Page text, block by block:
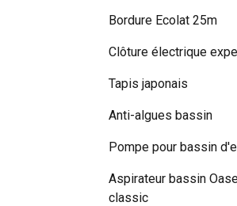
Bordure Ecolat 25m
Clôture électrique
Tapis japonais
Anti-algues bassin
Pompe pour bassin
Aspirateur bassin
classic